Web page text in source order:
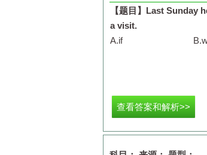
【题目】 Last Sunday
a visit.
A.if B.
查看答案和解析>>